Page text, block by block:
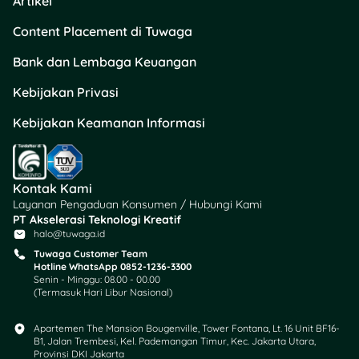
kaget.
Mental
UM UGM itu sekitar 195
menit (3 jam 15 menit) untuk
total 160 soal. Jadi kamu
harus pandai mengatur
waktu saat ngerjain soal.
Plus, tetap tenang dan
jangan panik supaya kamu
nggak salah fokus.
5. Rajin Cek Info Resmi
Follow akun Instagram
resmi UGM atau cek
Content Placement di Tuwaga
Bank dan Lembaga Keuangan
Kebijakan Privasi
Kebijakan Keamanan Informasi
Kontak Kami
Layanan Pengaduan Konsumen / Hubungi Kami
PT Akselerasi Teknologi Kreatif
halo@tuwaga.id
Tuwaga Customer Team
Hotline WhatsApp 0852-1236-3300
Senin - Minggu: 08.00 - 00.00
(Termasuk Hari Libur Nasional)
Apartemen The Mansion Bougenville, Tower Fontana, Lt. 16 Unit BF16-
B1, Jalan Trembesi, Kel. Pademangan Timur, Kec. Jakarta Utara,
Provinsi DKI Jakarta